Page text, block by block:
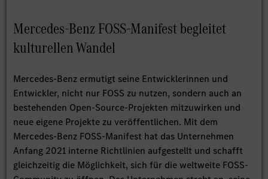
Mercedes-Benz FOSS-Manifest begleitet
kulturellen Wandel
Mercedes-Benz ermutigt seine Entwicklerinnen und
Entwickler, nicht nur FOSS zu nutzen, sondern auch an
bestehenden Open-Source-Projekten mitzuwirken und
neue eigene Projekte zu veröffentlichen. Mit dem
Mercedes-Benz FOSS-Manifest hat das Unternehmen
Anfang 2021 interne Richtlinien aufgestellt und schafft
gleichzeitig die Möglichkeit, sich für die weltweite FOSS-